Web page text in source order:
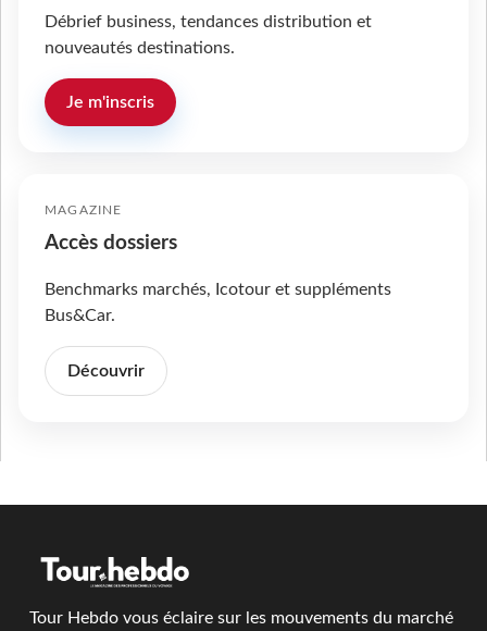
Débrief business, tendances distribution et
nouveautés destinations.
Je m'inscris
MAGAZINE
Accès dossiers
Benchmarks marchés, Icotour et suppléments
Bus&Car.
Découvrir
Tour Hebdo vous éclaire sur les mouvements du marché